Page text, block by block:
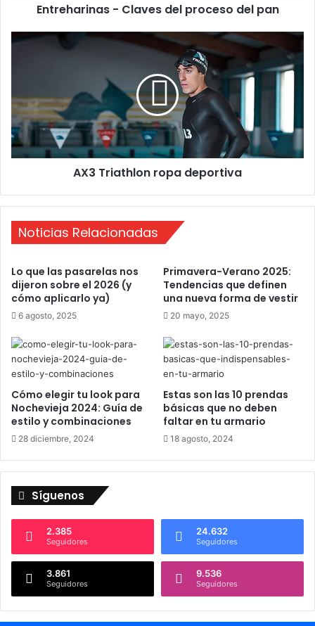
a
v
e
s
d
c
s
o
d
e
p
a
n
Entreharinas - Claves del proceso del pan
r
i
a
t
h
p
d
e
p
o
t
i
v
a
AX3 Triathlon ropa deportiva
Noticias Relacionadas
Lo que las pasarelas nos
dijeron sobre el 2026 (y
cómo aplicarlo ya)
6 agosto, 2025
Primavera-Verano 2025:
Tendencias que definen
una nueva forma de vestir
20 mayo, 2025
Cómo elegir tu look para
Nochevieja 2024: Guía de
estilo y combinaciones
28 diciembre, 2024
Estas son las 10 prendas
básicas que no deben
faltar en tu armario
18 agosto, 2024
Síguenos
2.385
Seguidores
24.632
Seguidores
3.861
Seguidores
9.536
Seguidores